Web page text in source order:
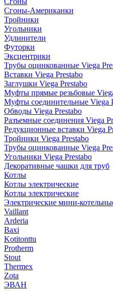
Сгоны-Американки
Тройники
Угольники
Удлинители
Футорки
Эксцентрики
Трубы оцинкованные Viega
Вставки Viega Prestabo
Заглушки Viega Prestabo
Муфты прямые резьбовые
Муфты соединительные Viega
Обводы Viega Prestabo
Разъемные соединения Viega
Редукционные вставки Viega
Тройники Viega Prestabo
Трубы оцинкованные Viega
Угольники Viega Prestabo
Декоративные чашки для труб
Котлы
Котлы электрические
Котлы электрические
Электрические мини-
Vaillant
Arderia
Baxi
Kotitonttu
Protherm
Stout
Thermex
Zota
ЭВАН